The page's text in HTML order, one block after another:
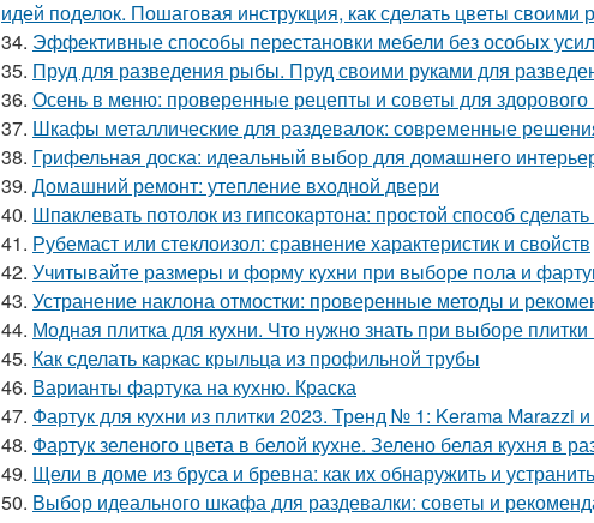
идей поделок. Пошаговая инструкция, как сделать цветы
34. Эффективные способы перестановки мебели без особых
35. Пруд для разведения рыбы. Пруд своими руками для
36. Осень в меню: проверенные рецепты и советы для здорового
37. Шкафы металлические для раздевалок: современные
38. Грифельная доска: идеальный выбор для домашнего
39. Домашний ремонт: утепление входной двери
40. Шпаклевать потолок из гипсокартона: простой способ
41. Рубемаст или стеклоизол: сравнение характеристик и свойств
42. Учитывайте размеры и форму кухни при выборе пола и
43. Устранение наклона отмостки: проверенные методы и
44. Модная плитка для кухни. Что нужно знать при выборе
45. Как сделать каркас крыльца из профильной трубы
46. Варианты фартука на кухню. Краска
47. Фартук для кухни из плитки 2023. Тренд № 1: Kerama Marazzi
48. Фартук зеленого цвета в белой кухне. Зелено белая кухня в
49. Щели в доме из бруса и бревна: как их обнаружить и устранить
50. Выбор идеального шкафа для раздевалки: советы и